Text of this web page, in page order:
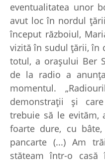
eventualitatea unor
avut loc în nordul
început războiul,
vizită în sudul ţării, în
totul, a oraşului Ber
de la radio a
momentul.
demonstraţii şi
trebuie să le evităm,
foarte dure, cu
pancarte (...) Am
stăteam într-o